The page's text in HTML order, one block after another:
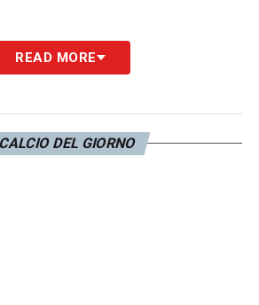
READ MORE
DEL GIORNO